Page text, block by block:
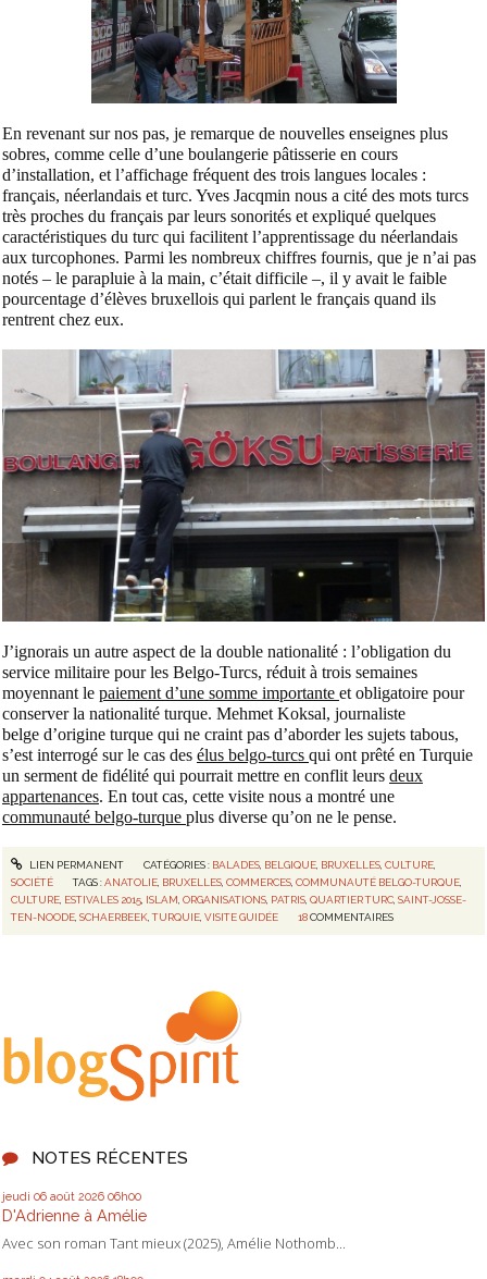
NOTES RÉCENTES
jeudi 06 août 2026 06h00
D'Adrienne à Amélie
Avec son roman Tant mieux (2025), Amélie Nothomb...
En revenant sur nos pas, je remarque de nouvelles enseignes plus
sobres, comme celle d’une boulangerie pâtisserie en cours
d’installation, et l’affichage fréquent des trois langues locales :
français, néerlandais et turc. Yves Jacqmin nous a cité des mots turcs
très proches du français par leurs sonorités et expliqué quelques
caractéristiques du turc qui facilitent l’apprentissage du néerlandais
aux turcophones. Parmi les nombreux chiffres fournis, que je n’ai pas
notés – le parapluie à la main, c’était difficile –, il y avait le faible
pourcentage d’élèves bruxellois qui parlent le français quand ils
rentrent chez eux.
J’ignorais un autre aspect de la double nationalité : l’obligation du
service militaire pour les Belgo-Turcs, réduit à trois semaines
moyennant le paiement d’une somme importante et obligatoire pour
conserver la nationalité turque. Mehmet Koksal, journaliste
belge d’origine turque qui ne craint pas d’aborder les sujets tabous,
s’est interrogé sur le cas des élus belgo-turcs qui ont prêté en Turquie
un serment de fidélité qui pourrait mettre en conflit leurs deux
appartenances. En tout cas, cette visite nous a montré une
communauté belgo-turque plus diverse qu’on ne le pense.
LIEN PERMANENT CATÉGORIES : BALADES, BELGIQUE, BRUXELLES, CULTURE,
SOCIÉTÉ
TAGS :ANATOLIE BRUXELLES ,COMMERCES ,COMMUNAUTÉ BELGO-TURQUE
CULTURE ESTIVALES 2015 ISLAM ,ORGANISATIONS PATRIS ,QUARTIER TURC ,SAINT-JOSSE-
TEN-NOODE ,SCHAERBEEK ,TURQUIE ,VISITE GUIDÉE 18 COMMENTAIRES